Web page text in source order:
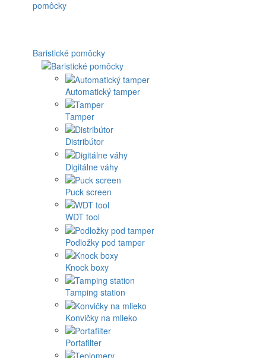
Baristické pomôcky
Automatický tamper
Tamper
Distribútor
Digitálne váhy
Puck screen
WDT tool
Podložky pod tamper
Knock boxy
Tamping station
Konvičky na mlieko
Portafilter